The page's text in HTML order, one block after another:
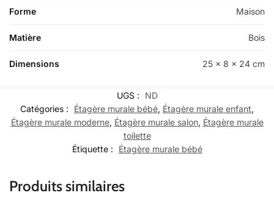
Forme Maison
Matière Bois
Dimensions 25 x 8 x 24 cm
UGS :
ND
Catégories :
Étagère murale bébé, Étagère murale enfant,
Étagère murale moderne, Étagère murale salon, Étagère murale
toilette
Étiquette :
Étagère murale bébé
Produits similaires